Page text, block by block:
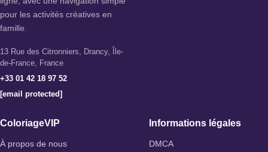
pour les activités créatives en
famille.
13 Rue des Citronniers, Drancy, Île-
de-France, France
+33 01 42 18 97 52
[email protected]
ColoriageVIP
À propos de nous
Informations légales
DMCA